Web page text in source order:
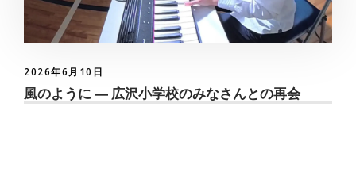
2026年6月10日
風のように ― 広沢小学校のみなさんとの再会